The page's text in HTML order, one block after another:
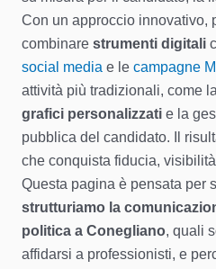
Con un approccio innovativo,
combinare strumenti digitali
social media e le campagne
attività più tradizionali, come
grafici personalizzati e la
pubblica del candidato. Il
che conquista fiducia,
Questa pagina è pensata per
strutturiamo la
politica a Conegliano, quali
affidarsi a professionisti, e